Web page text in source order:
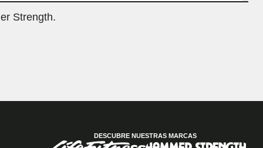
Strength.
DESCUBRE NUESTRAS MARCAS